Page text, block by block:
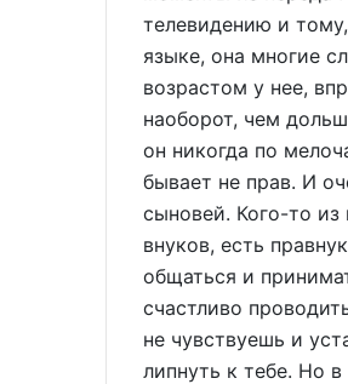
телевидению и
языке, она многие
возрастом у нее,
наоборот, чем
он никогда по
бывает не прав. И
сыновей. Кого-то
внуков, есть
общаться и
счастливо
не чувствуешь и
липнуть к тебе. Но в